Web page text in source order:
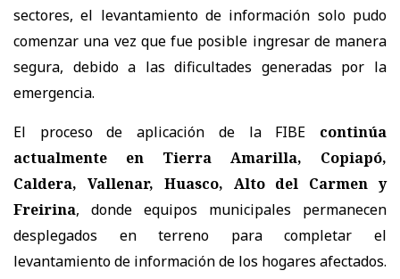
sectores, el levantamiento de información solo pudo
comenzar una vez que fue posible ingresar de manera
segura, debido a las dificultades generadas por la
emergencia.
El proceso de aplicación de la FIBE continúa
actualmente en Tierra Amarilla, Copiapó,
Caldera, Vallenar, Huasco, Alto del Carmen y
Freirina, donde equipos municipales permanecen
desplegados en terreno para completar el
levantamiento de información de los hogares afectados.